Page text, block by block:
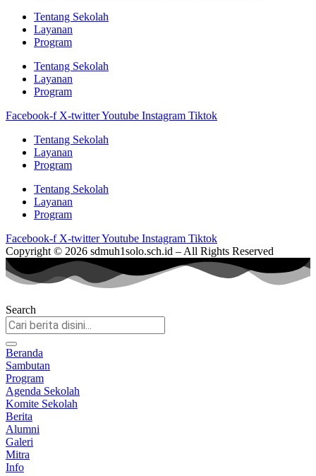
Tentang Sekolah
Layanan
Program
Tentang Sekolah
Layanan
Program
Facebook-f X-twitterYoutube Instagram Tiktok
Tentang Sekolah
Layanan
Program
Tentang Sekolah
Layanan
Program
Facebook-f X-twitterYoutube Instagram Tiktok
Copyright © 2026 sdmuh1solo.sch.id – All Rights Reserved
Search
Beranda
Sambutan
Program
Agenda Sekolah
Komite Sekolah
Berita
Alumni
Galeri
Mitra
Info